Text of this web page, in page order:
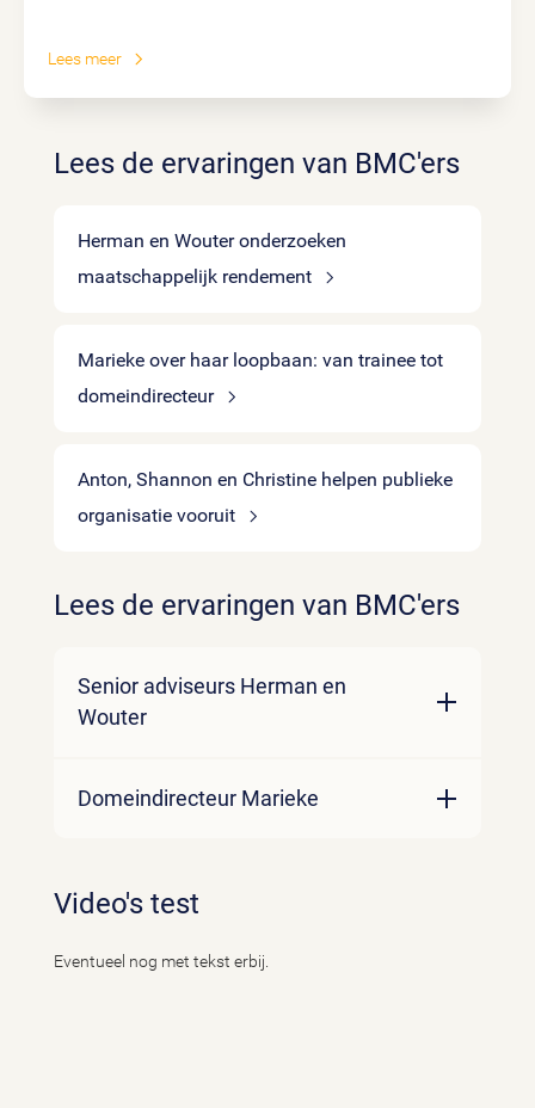
Lees meer
Lees de ervaringen van BMC'ers
Herman en Wouter onderzoeken
maatschappelijk rendement
Marieke over haar loopbaan: van trainee tot
domeindirecteur
Anton, Shannon en Christine helpen publieke
organisatie vooruit
Lees de ervaringen van BMC'ers
Senior adviseurs Herman en
Wouter
Domeindirecteur Marieke
Lees meer
Video's test
Eventueel nog met tekst erbij.